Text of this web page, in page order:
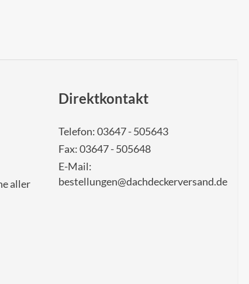
aller
Direktkontakt
Telefon: 03647 - 505643
Fax: 03647 - 505648
E-Mail:
bestellungen@dachdeckerversand.de